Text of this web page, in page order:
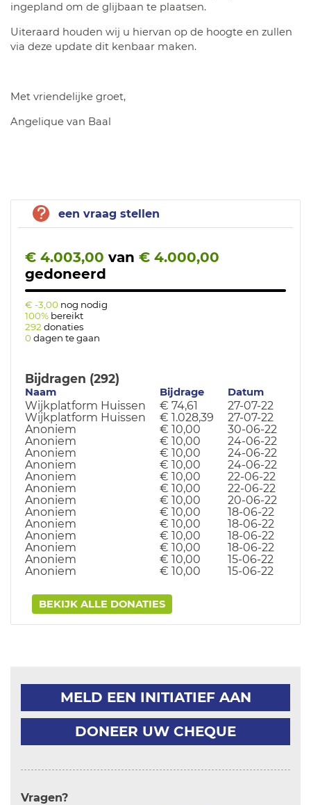
ingepland om de glijbaan te plaatsen.
Uiteraard houden wij u hiervan op de hoogte en zullen
via deze update dit kenbaar maken.
Met vriendelijke groet,
Angelique van Baal
een vraag stellen
€ 4.003,00 van € 4.000,00
gedoneerd
€ -3,00 nog nodig
100% bereikt
292 donaties
0dagen te gaan
Bijdragen (292)
Naam Bijdrage Datum
Wijkplatform Huissen € 74,61
27-07-22
Wijkplatform Huissen
€ 1.028,39
27-07-22
Anoniem
€ 10,00
30-06-22
Anoniem
€ 10,00
24-06-22
Anoniem
€ 10,00
24-06-22
Anoniem
€ 10,00
24-06-22
Anoniem
€ 10,00
22-06-22
Anoniem
€ 10,00
22-06-22
Anoniem
€ 10,00
20-06-22
Anoniem
€ 10,00
18-06-22
Anoniem
€ 10,00
18-06-22
Anoniem
€ 10,00
18-06-22
Anoniem
€ 10,00
18-06-22
Anoniem
€ 10,00
15-06-22
Anoniem
€ 10,00 15-06-22
BEKIJK ALLE DONATIES
MELD EEN INITIATIEF AAN
DONEER UW CHEQUE
Vragen?